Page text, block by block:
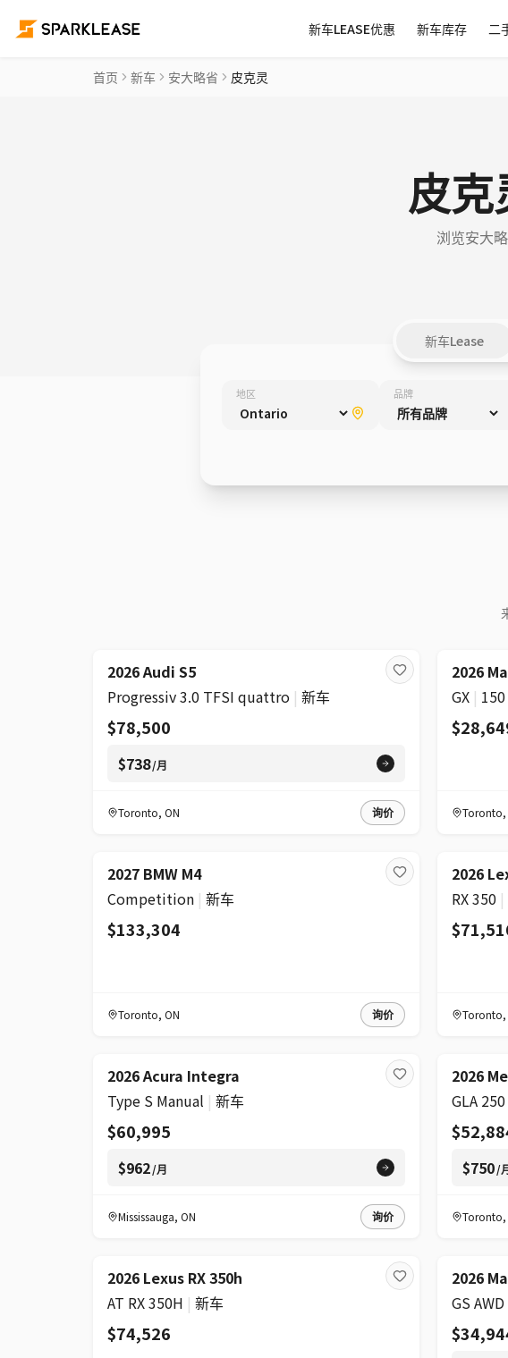
新车LEASE优惠 新车库存 二
首页 新车 安大略省 皮克灵
皮
浏览安大
新车Lease
地区 品牌
超级
2026 Audi S5
Progressiv 3.0 TFSI quattro | 新车
$78,500
$738/月
Toronto, ON 询价
2026
GX |
Toronto
2027 BMW M4
Competition | 新车
$133,304
Toronto, ON 询价
2026
RX 350 |
Toronto
2026 Acura Integra
Type S Manual | 新车
$60,995
$962/月
Mississauga, ON 询价
2026
GLA
$750/
Toronto
2026 Lexus RX 350h
AT RX 350H | 新车
$74,526
2026
GS AWD